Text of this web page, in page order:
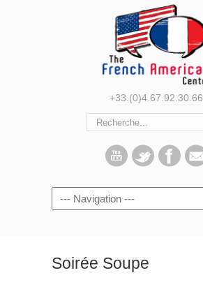
+33.(0)4.67.92.30.66
Navigation
Soirée Soupe